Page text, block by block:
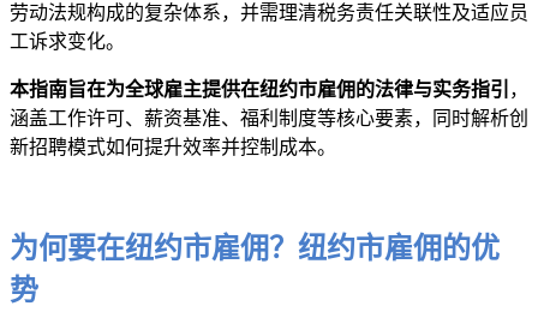
劳动法规构成的复杂体系，并需理清税务责任关联性及适应员
工诉求变化。
本指南旨在为全球雇主提供在纽约市雇佣的法律与实务指引 ，
涵盖工作许可、薪资基准、福利制度等核心要素，同时解析创
新招聘模式如何提升效率并控制成本。
为何要在纽约市雇佣？纽约市雇佣的优
势